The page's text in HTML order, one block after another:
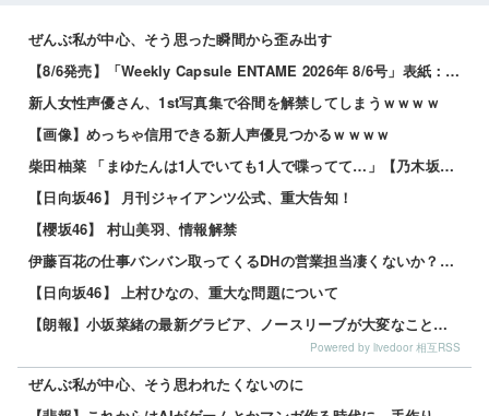
ぜんぶ私が中心、そう思った瞬間から歪み出す
【8/6発売】「Weekly Capsule ENTAME 2026年 8/6号」表紙：松本日向 / 三田悠貴 南雲るい 月海つくね
新人女性声優さん、1st写真集で谷間を解禁してしまうｗｗｗｗ
【画像】めっちゃ信用できる新人声優見つかるｗｗｗｗ
柴田柚菜 「まゆたんは1人でいても1人で喋ってて…」【乃木坂46】
【日向坂46】 月刊ジャイアンツ公式、重大告知！
【櫻坂46】 村山美羽、情報解禁
伊藤百花の仕事バンバン取ってくるDHの営業担当凄くないか？今年のボーナス凄いことになりそう！！【AKB48いともも】
【日向坂46】 上村ひなの、重大な問題について
【朗報】小坂菜緒の最新グラビア、ノースリーブが大変なことになってるって...
Powered by livedoor 相互RSS
ぜんぶ私が中心、そう思われたくないのに